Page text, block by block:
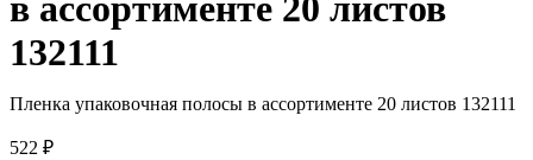
в ассортименте 20 листов
132111
Пленка упаковочная полосы в ассортименте 20 листов 132111
522 ₽